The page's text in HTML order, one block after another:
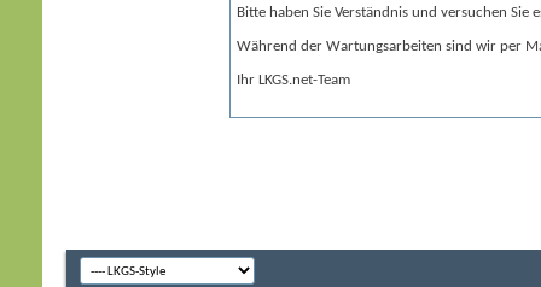
Bitte haben Sie Verständnis und versuchen Sie
Während der Wartungsarbeiten sind wir per
Ihr LKGS.net-Team